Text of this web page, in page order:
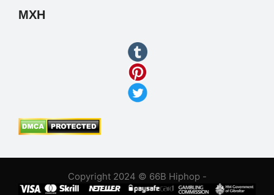
MXH
Copyright 2024 © 66B Hiphop -